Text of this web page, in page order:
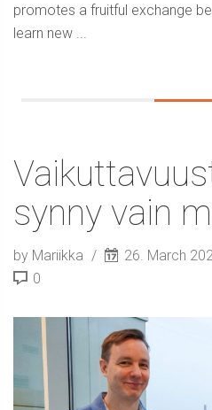
promotes a fruitful exchange
learn new ...
synny vain
by Mariikka 26. March
0